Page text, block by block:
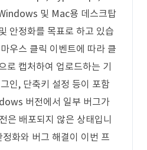
및 Mac용 데스크탑
안정화를 목표로 하고 있습
우스 클릭 이벤트에 따라 클
로 캡처하여 업로드하는 기
인, 단축키 설정 등이 포함
버전에서 일부 버그가
은 배포되지 않은 상태입니
화와 버그 해결이 이번 프